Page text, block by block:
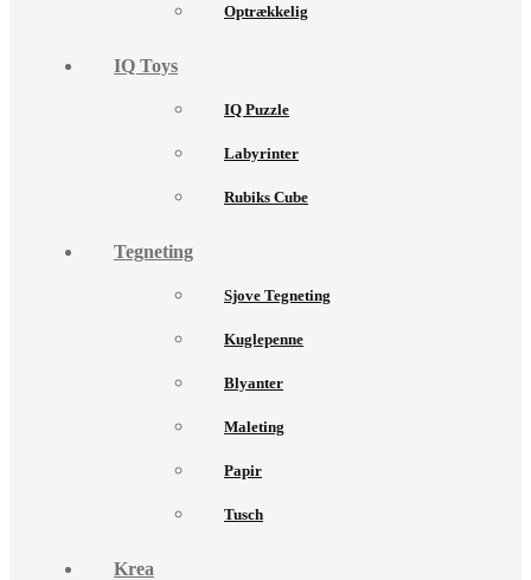
Optrækkelig
IQ Toys
IQ Puzzle
Labyrinter
Rubiks Cube
Tegneting
Sjove Tegneting
Kuglepenne
Blyanter
Maleting
Papir
Tusch
Krea